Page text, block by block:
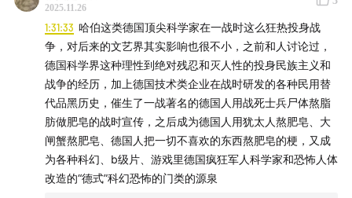
图二：贝塞麦转炉炼钢法装置图示 ↑
2025.11.26
1:31:33 哈伯这类德国顶尖科学家在一战时这么狂热投身战
争，对后来的文艺界其实影响也很不小，之前和人讨论过，
德国科学界这种理性到绝对残忍和灭人性的投身民族主义和
战争的经历，加上德国技术类企业在战时研发的各种民用替
代品黑历史，催生了一战著名的德国人用战死士兵尸体熬脂
肪做肥皂的战时宣传，之后成为德国人用犹太人熬肥皂、大
闸蟹熬肥皂、德国人把一切不喜欢的东西熬肥皂的梗，又成
为各种科幻、b级片、游戏里德国疯狂军人科学家和恐怖人体
改造的“德式”科幻恐怖的门类的源泉